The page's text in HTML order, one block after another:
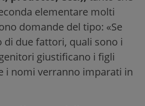
elementare molti
domande del tipo: «Se
di due fattori, quali sono i
giustificano i figli
i nomi verranno imparati in